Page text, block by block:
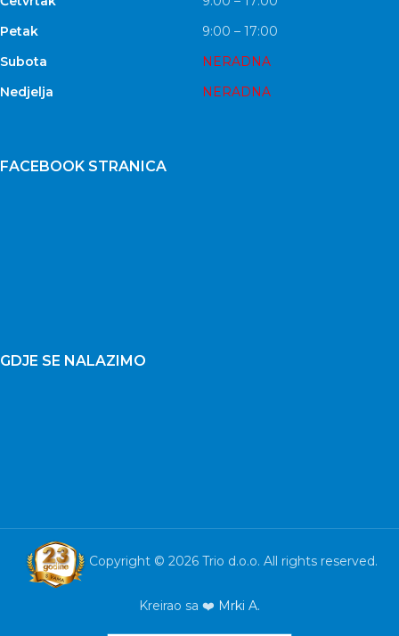
Petak
9:00 – 17:00
Subota
NERADNA
Nedjelja
NERADNA
FACEBOOK STRANICA
GDJE SE NALAZIMO
Copyright © 2026 Trio d.o.o. All rights reserved.
Kreirao sa ❤️ Mrki A.